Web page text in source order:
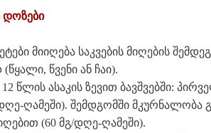
დოზები
მიიღება საკვების მიღების
წვენი ან ჩაი).
წლის ასაკის ზევით ბავშვებში:
ღამეში). შემდგომში
(60 მგ/დღე-ღამეში).